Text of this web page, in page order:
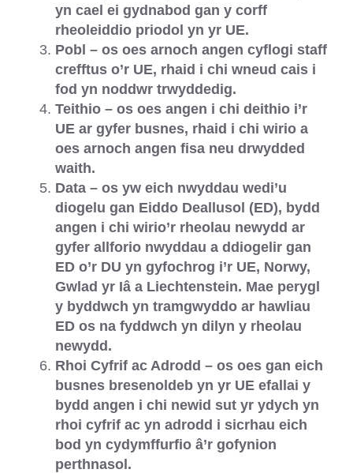
yn cael ei gydnabod gan y corff
rheoleiddio priodol yn yr UE.
Pobl – os oes arnoch angen cyflogi staff
crefftus o’r UE, rhaid i chi wneud cais i
fod yn noddwr trwyddedig.
Teithio – os oes angen i chi deithio i’r
UE ar gyfer busnes, rhaid i chi wirio a
oes arnoch angen fisa neu drwydded
waith.
Data – os yw eich nwyddau wedi’u
diogelu gan Eiddo Deallusol (ED), bydd
angen i chi wirio’r rheolau newydd ar
gyfer allforio nwyddau a ddiogelir gan
ED o’r DU yn gyfochrog i’r UE, Norwy,
Gwlad yr Iâ a Liechtenstein. Mae perygl
y byddwch yn tramgwyddo ar hawliau
ED os na fyddwch yn dilyn y rheolau
newydd.
Rhoi Cyfrif ac Adrodd – os oes gan eich
busnes bresenoldeb yn yr UE efallai y
bydd angen i chi newid sut yr ydych yn
rhoi cyfrif ac yn adrodd i sicrhau eich
bod yn cydymffurfio â’r gofynion
perthnasol.